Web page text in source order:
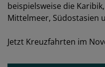
beispielsweise die
Mittelmeer, Südostasien
Jetzt Kreuzfahrten im